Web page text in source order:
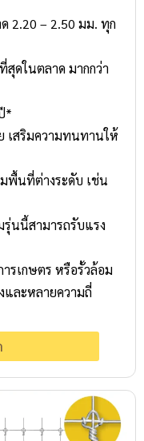
2.20 – 2.50 มม. ทุก
ดในตลาด มากกว่า
*
เสริมความทนทานให้
พื้นที่ต่างระดับ เช่น
รุ่นนี้สามารถรับแรง
รเกษตร หรือรั้วล้อม
ละหลายความถี่